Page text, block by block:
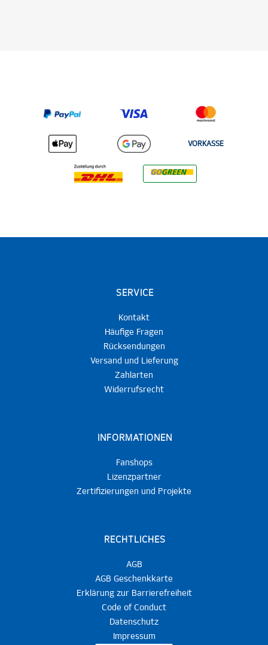
VORKASSE
SERVICE
Kontakt
Häufige Fragen
Rücksendungen
Versand und Lieferung
Zahlarten
Widerrufsrecht
INFORMATIONEN
Fanshops
Lizenzpartner
Zertifizierungen und Projekte
RECHTLICHES
AGB
AGB Geschenkkarte
Erklärung zur Barrierefreiheit
Code of Conduct
Datenschutz
Impressum